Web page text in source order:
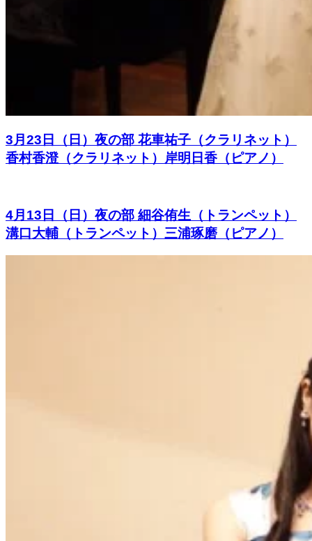
3月23日（日）夜の部 花車祐子（クラリネット）
香村香澄（クラリネット）岸明日香（ピアノ）
4月13日（日）夜の部 細谷侑生（トランペット）
溝口大輔（トランペット）三浦琢磨（ピアノ）